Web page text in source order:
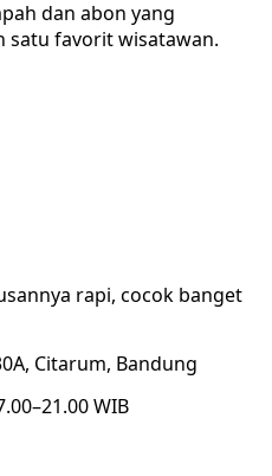
dan abon yang
satu favorit wisatawan.
rapi, cocok banget
Citarum, Bandung
WIB